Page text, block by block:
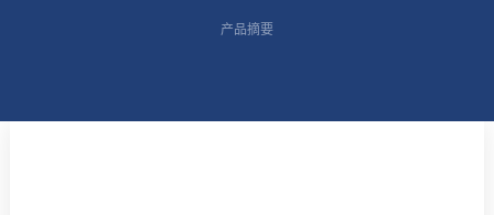
产品摘要